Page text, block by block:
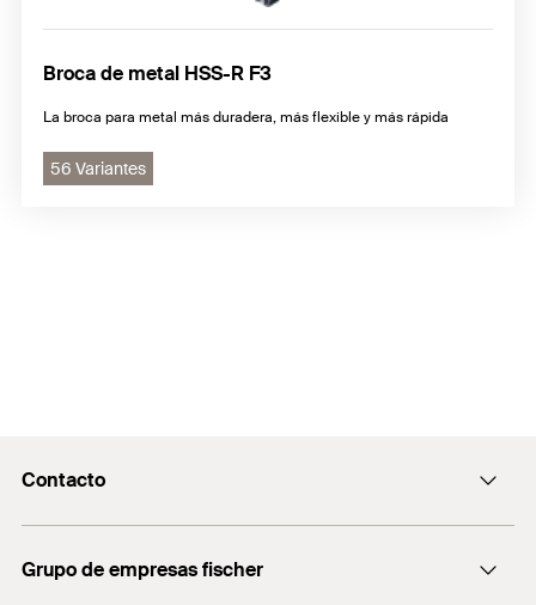
Broca de metal HSS-R F3
La broca para metal más duradera, más flexible y más rápida
56 Variantes
Contacto
Recepcion@fischer.com.ar
Grupo de empresas fischer